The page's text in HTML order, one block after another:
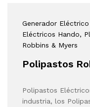
Generador Eléctrico
Eléctricos Hando,
Robbins & Myers
Polipastos
Polipastos
industria, los